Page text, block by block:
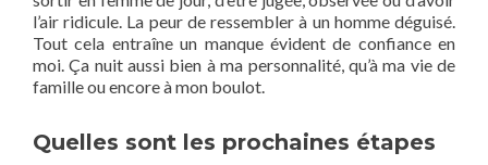
l’air ridicule. La peur de ressembler à un homme déguisé.
Tout cela entraîne un manque évident de confiance en
moi. Ça nuit aussi bien à ma personnalité, qu’à ma vie de
famille ou encore à mon boulot.
Quelles sont les prochaines étapes